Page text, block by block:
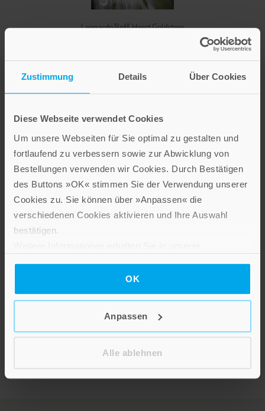
Zustimmung Details Über Cookies
Diese Webseite verwendet Cookies
Um unsere Webseiten für Sie optimal zu gestalten und
fortlaufend zu verbessern sowie zur Abwicklung von
Bestellungen verwenden wir Cookies. Durch Bestätigen
des Buttons »OK« stimmen Sie der Verwendung unserer
Cookies zu. Sie können über »Anpassen« die
verschiedenen Cookies aktivieren und Ihre Auswahl
bestätigen.
OK
Anpassen
Alle ablehnen
Leonardo Boff,Horst Goldstein
Hardcover
Leonardo Boff,Horst Goldstein,Bruno Kern
Die Kirche neu erfinden
Hardcover
Im Shop ansehen